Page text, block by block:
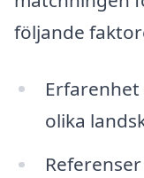
följande
olika